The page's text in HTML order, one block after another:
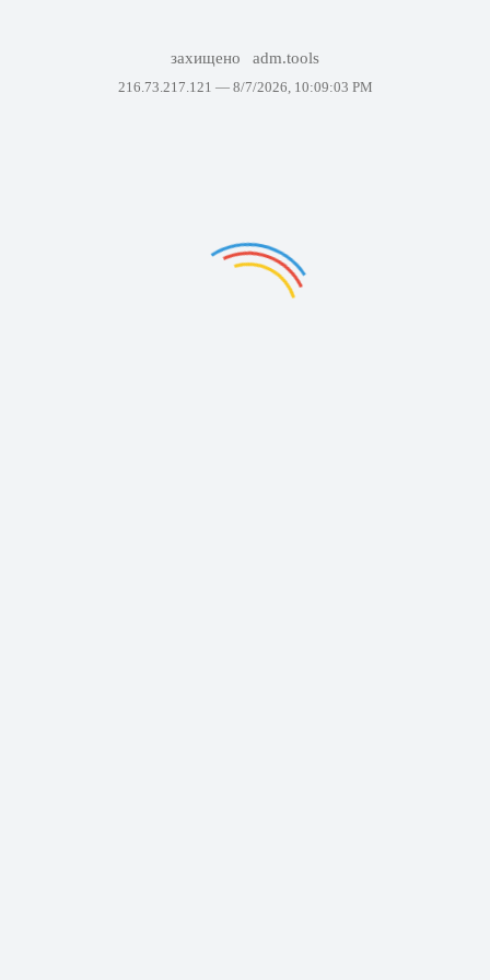
захищено adm.tools
216.73.217.121 — 8/7/2026, 10:09:03 PM